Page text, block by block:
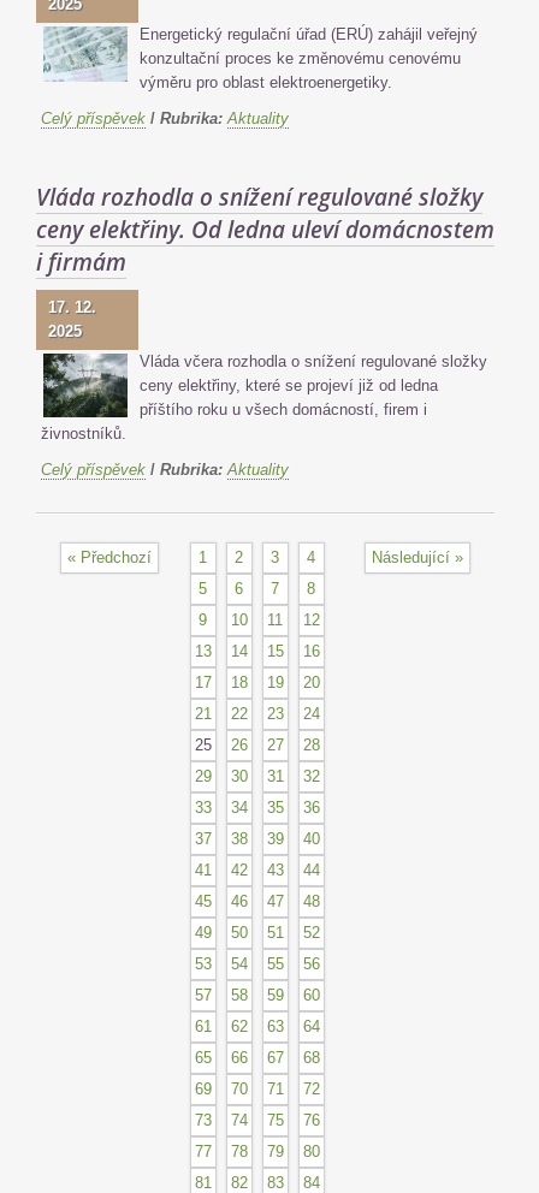
2025
Energetický regulační úřad (ERÚ) zahájil veřejný
konzultační proces ke změnovému cenovému
výměru pro oblast elektroenergetiky.
Celý příspěvek / Rubrika: Aktuality
Vláda rozhodla o snížení regulované složky
ceny elektřiny. Od ledna uleví domácnostem
i firmám
17. 12.
2025
Vláda včera rozhodla o snížení regulované složky
ceny elektřiny, které se projeví již od ledna
příštího roku u všech domácností, firem i
živnostníků.
Celý příspěvek / Rubrika: Aktuality
« Předchozí 1 2 3
4
5
6 7
8
9
10 11
12
13
14 15
16
17
18 19
20
21
22 23
24
25
26 27
28
29
30 31
32
33
34 35
36
37
38 39
40
41
42 43
44
45
46 47
48
49
50 51
52
53
54 55
56
57
58 59
60
61
62 63
64
65
66 67
68
69
70 71
72
73
74 75
76
77
78 79
80
81
82 83
84
Následující »